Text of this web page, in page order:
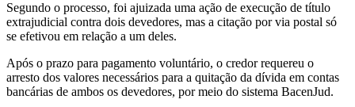
Segundo o processo, foi ajuizada uma ação de execução de título
extrajudicial contra dois devedores, mas a citação por via postal só
se efetivou em relação a um deles.
Após o prazo para pagamento voluntário, o credor requereu o
arresto dos valores necessários para a quitação da dívida em contas
bancárias de ambos os devedores, por meio do sistema BacenJud.